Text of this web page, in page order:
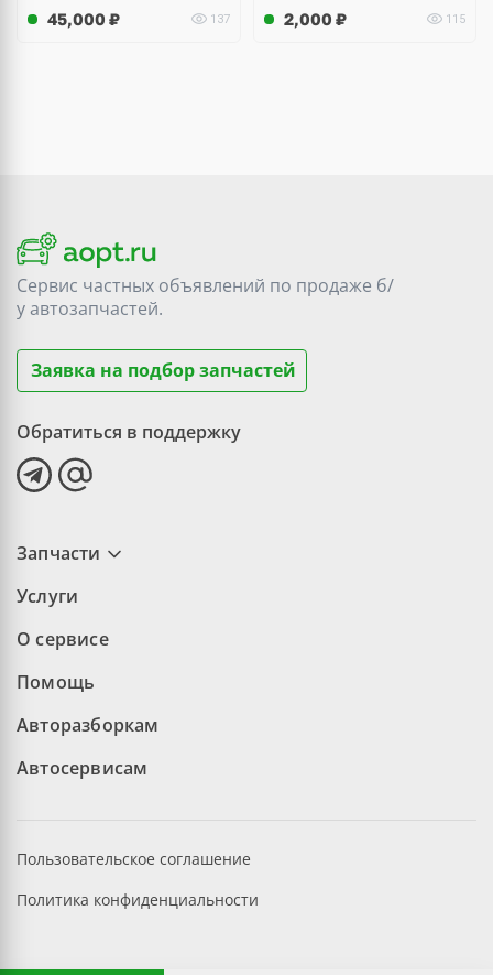
45,000 ₽ 137 2,000 ₽ 115
Сервис частных объявлений по продаже б/
уавтозапчастей.
Заявка на подбор запчастей
Обратиться в поддержку
Запчасти
Услуги
О сервисе
Помощь
Авторазборкам
Автосервисам
Пользовательское соглашение
Политика конфиденциальности